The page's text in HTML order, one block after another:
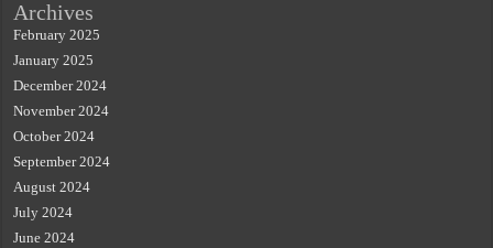
Archives
February 2025
January 2025
December 2024
November 2024
October 2024
September 2024
August 2024
July 2024
June 2024